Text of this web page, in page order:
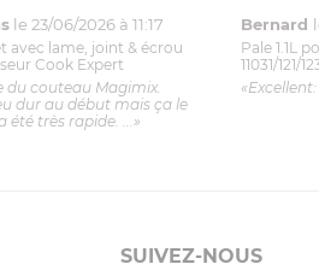
le 23/06/2026 à 11:17
avec lame, joint & écrou
Cook Expert
du couteau Magimix.
dur au début mais ça le
été très rapide. ...»
Bernard
Pale 1.1L
11031/121/
SUIVEZ-NOUS